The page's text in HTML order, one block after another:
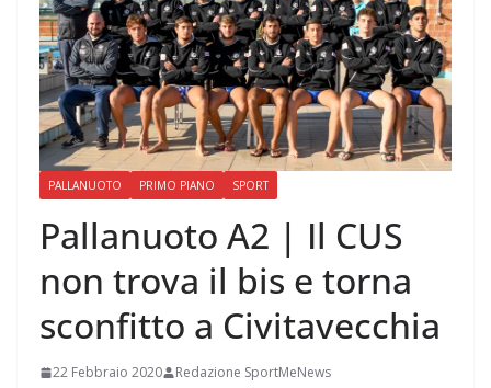
PALLANUOTO PRIMO PIANO SPORT
Pallanuoto A2 | Il CUS
non trova il bis e torna
sconfitto a Civitavecchia
22 Febbraio 2020 Redazione SportMeNews